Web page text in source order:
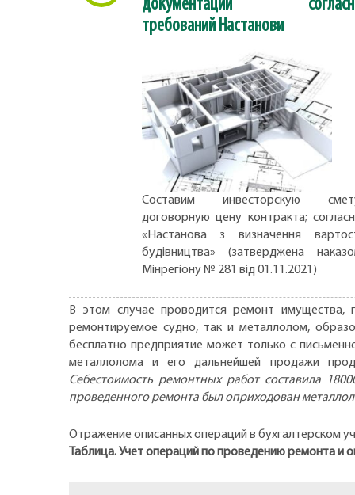
документации
требований Настанови
Составим инвесторскую
договорную цену контракта;
«Настанова з визначення
будівництва» (затверджена
Мінрегіону № 281 від 01.11.2021)
В этом случае проводится ремонт
ремонтируемое судно, так и металлолом,
бесплатно предприятие может только с
металлолома и его дальнейшей продажи
Себестоимость ремонтных работ составила
проведенного ремонта был оприходован
Отражение описанных операций в бухгалтерском
Таблица. Учет операций по проведению ремонта и